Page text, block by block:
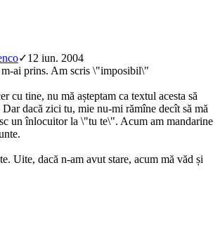
✓12 iun. 2004
m-ai prins. Am scris \"imposibil\"
cu tine, nu mă așteptam ca textul acesta să
Dar dacă zici tu, mie nu-mi rămîne decît să mă
un înlocuitor la \"tu te\". Acum am mandarine
Uite, dacă n-am avut stare, acum mă văd și